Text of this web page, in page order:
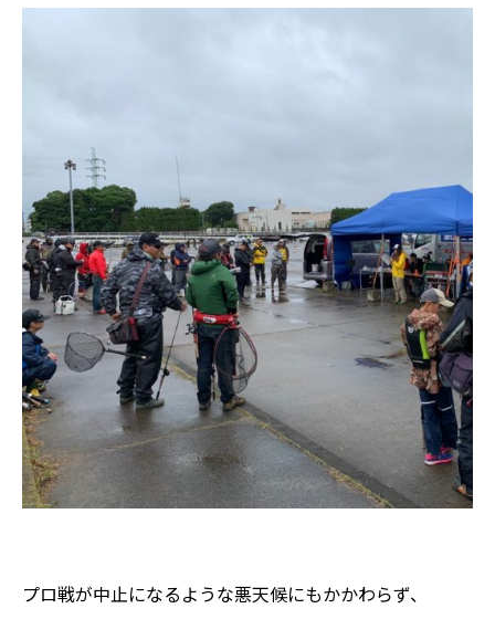
プロ戦が中止になるような悪天候にもかかわらず、